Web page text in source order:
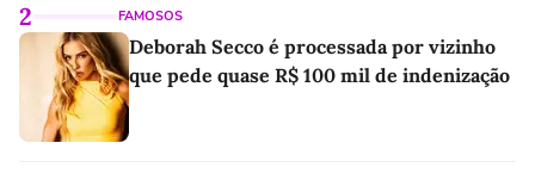
2 FAMOSOS
Deborah Secco é processada por vizinho
que pede quase R$ 100 mil de indenização